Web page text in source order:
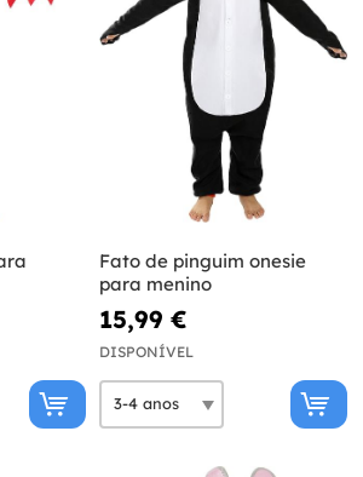
Fato de pinguim onesie
para menino
15,99 €
DISPONÍVEL